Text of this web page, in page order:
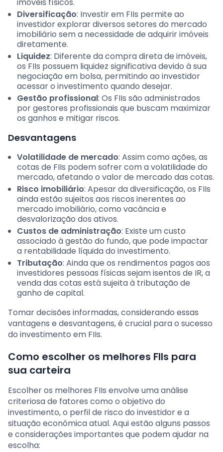
imóveis físicos.
Diversificação: Investir em FIIs permite ao
investidor explorar diversos setores do mercado
imobiliário sem a necessidade de adquirir imóveis
diretamente.
Liquidez: Diferente da compra direta de imóveis,
os FIIs possuem liquidez significativa devido à sua
negociação em bolsa, permitindo ao investidor
acessar o investimento quando desejar.
Gestão profissional: Os FIIs são administrados
por gestores profissionais que buscam maximizar
os ganhos e mitigar riscos.
Desvantagens
Volatilidade de mercado: Assim como ações, as
cotas de FIIs podem sofrer com a volatilidade do
mercado, afetando o valor de mercado das cotas.
Risco imobiliário: Apesar da diversificação, os FIIs
ainda estão sujeitos aos riscos inerentes ao
mercado imobiliário, como vacância e
desvalorização dos ativos.
Custos de administração: Existe um custo
associado à gestão do fundo, que pode impactar
a rentabilidade líquida do investimento.
Tributação: Ainda que os rendimentos pagos aos
investidores pessoas físicas sejam isentos de IR, a
venda das cotas está sujeita à tributação de
ganho de capital.
Tomar decisões informadas, considerando essas
vantagens e desvantagens, é crucial para o sucesso
do investimento em FIIs.
Como escolher os melhores FIIs para
sua carteira
Escolher os melhores FIIs envolve uma análise
criteriosa de fatores como o objetivo do
investimento, o perfil de risco do investidor e a
situação econômica atual. Aqui estão alguns passos
e considerações importantes que podem ajudar na
escolha: